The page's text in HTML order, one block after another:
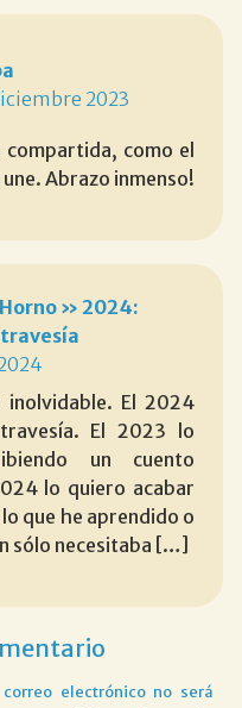
2023
compartida, como el
Abrazo inmenso!
» 2024:
El 2024
El 2023 lo
un cuento
lo quiero acabar
que he aprendido o
sólo necesitaba […]
electrónico no será